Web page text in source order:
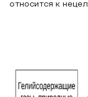
относится к